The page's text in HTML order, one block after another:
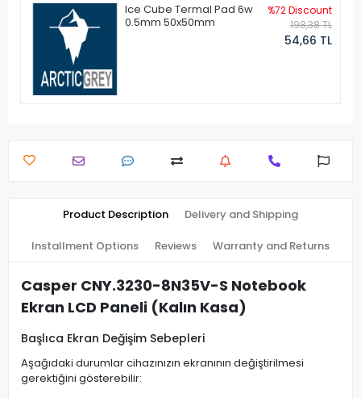
Ice Cube Termal Pad 6w
0.5mm 50x50mm
%72 Discount
198,38 TL
54,66 TL
Product Description Delivery and Shipping
Installment Options Reviews Warranty and Returns
Casper CNY.3230-8N35V-S Notebook
Ekran LCD Paneli (Kalın Kasa)
Başlıca Ekran Değişim Sebepleri
Aşağıdaki durumlar cihazınızın ekranının değiştirilmesi
gerektiğini gösterebilir: